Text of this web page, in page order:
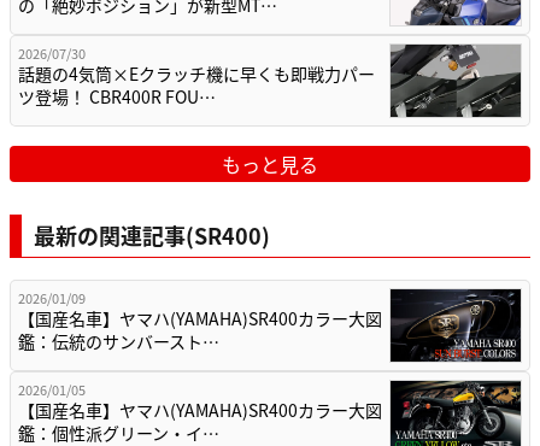
2026/07/30
話題の4気筒×Eクラッチ機に早くも即戦力パー
ツ登場！ CBR400R FOU…
もっと見る
最新の関連記事(SR400)
2026/01/09
【国産名車】ヤマハ(YAMAHA)SR400カラー大図
鑑：伝統のサンバースト…
2026/01/05
【国産名車】ヤマハ(YAMAHA)SR400カラー大図
鑑：個性派グリーン・イ…